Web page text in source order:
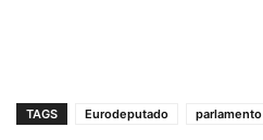
TAGS Eurodeputado parlamento